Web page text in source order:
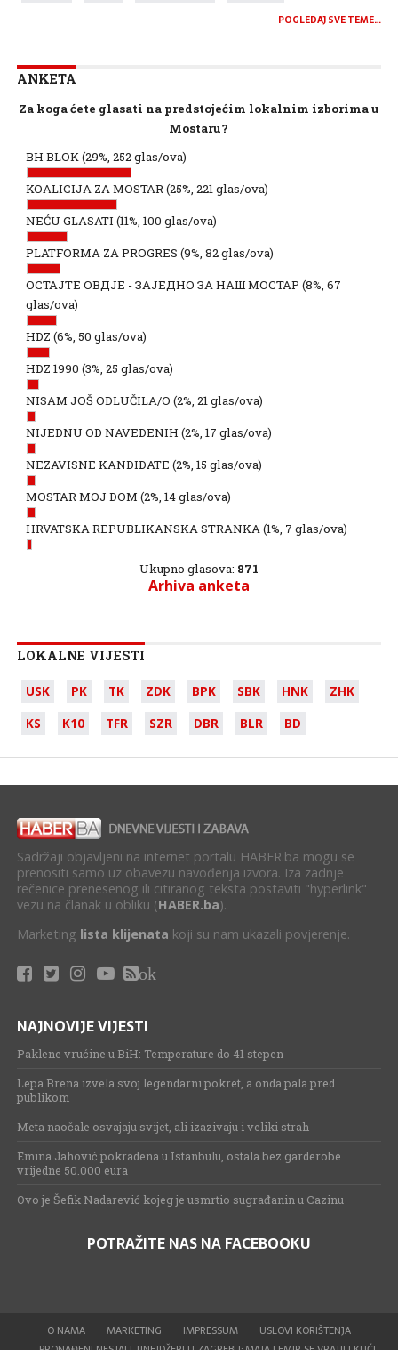
POGLEDAJ SVE TEME…
ANKETA
Za koga ćete glasati na predstojećim lokalnim izborima u
Mostaru?
BH BLOK(29%, 252 glas/ova)
KOALICIJA ZA MOSTAR(25%, 221 glas/ova)
NEĆU GLASATI (11%, 100 glas/ova)
PLATFORMA ZA PROGRES (9%, 82 glas/ova)
ОСТАЈТЕ ОВДЈЕ - ЗАЈЕДНО ЗА НАШ МОСТАР (8%, 67
glas/ova)
HDZ (6%, 50 glas/ova)
HDZ 1990 (3%, 25 glas/ova)
NISAM JOŠ ODLUČILA/O (2%, 21 glas/ova)
NIJEDNU OD NAVEDENIH (2%, 17 glas/ova)
NEZAVISNE KANDIDATE (2%, 15 glas/ova)
MOSTAR MOJ DOM (2%, 14 glas/ova)
HRVATSKA REPUBLIKANSKA STRANKA(1%, 7 glas/ova)
Ukupno glasova: 871
Arhiva anketa
LOKALNE VIJESTI
USK PK TK ZDK BPK SBK HNK
ZHK
KS
K10 TFR SZR DBR BLR BD
Sadržaji objavljeni na internet portalu HABER.ba mogu se
prenositi samo uz obavezu navođenja izvora. Iza zadnje
rečenice prenesenog ili citiranog teksta postaviti "hyperlink"
vezu na članak u obliku (HABER.ba).
Marketing lista klijenata koji su nam ukazali povjerenje.
ok
NAJNOVIJE VIJESTI
Paklene vrućine u BiH: Temperature do 41 stepen
Lepa Brena izvela svoj legendarni pokret, a onda pala pred
publikom
Meta naočale osvajaju svijet, ali izazivaju i veliki strah
Emina Jahović pokradena u Istanbulu, ostala bez garderobe
vrijedne 50.000 eura
Ovo je Šefik Nadarević kojeg je usmrtio sugrađanin u Cazinu
POTRAŽITE NAS NA FACEBOOKU
O NAMA MARKETING IMPRESSUM
USLOVI KORIŠTENJA